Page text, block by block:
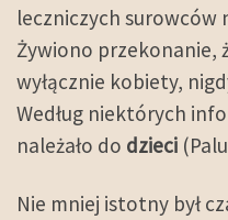
leczniczych surowców
Żywiono przekonanie,
wyłącznie kobiety,
Według niektórych
należało do dzieci
Nie mniej istotny był